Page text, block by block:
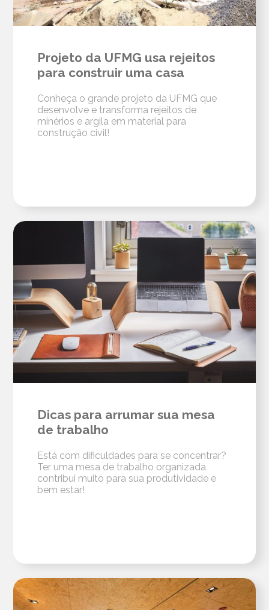
Projeto da UFMG usa rejeitos
para construir uma casa
Conheça o grande projeto da UFMG que
desenvolve e transforma rejeitos de
minérios e argila em material para
construção civil!
Dicas para arrumar sua mesa
de trabalho
Está com dificuldades para se concentrar?
Ter uma mesa de trabalho organizada
contribui muito para sua produtividade e
bem estar!